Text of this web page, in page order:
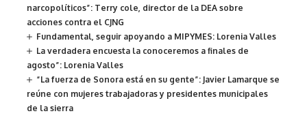
narcopolíticos”: Terry cole, director de la DEA sobre
acciones contra el CJNG
Fundamental, seguir apoyando a MIPYMES: Lorenia Valles
La verdadera encuesta la conoceremos a finales de
agosto”: Lorenia Valles
“La fuerza de Sonora está en su gente”: Javier Lamarque se
reúne con mujeres trabajadoras y presidentes municipales
de la sierra